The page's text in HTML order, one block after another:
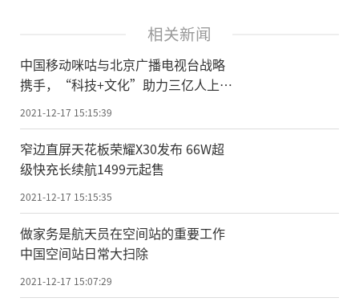
相关新闻
中国移动咪咕与北京广播电视台战略
携手，“科技+文化”助力三亿人上冰
雪
2021-12-17 15:15:39
窄边直屏天花板荣耀X30发布 66W超
级快充长续航1499元起售
2021-12-17 15:15:35
做家务是航天员在空间站的重要工作
中国空间站日常大扫除
2021-12-17 15:07:29